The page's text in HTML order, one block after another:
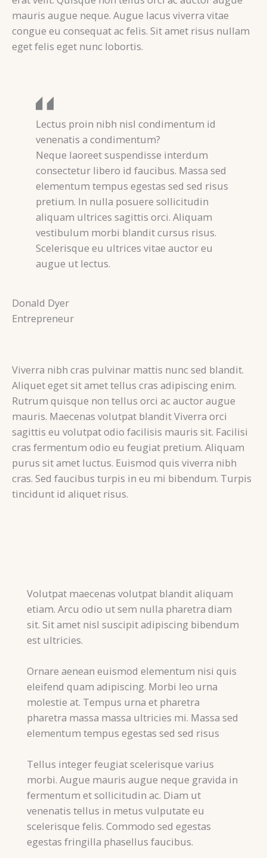
mauris augue neque. Augue lacus viverra vitae
congue eu consequat ac felis. Sit amet risus nullam
eget felis eget nunc lobortis.
Lectus proin nibh nisl condimentum id
venenatis a condimentum?
Neque laoreet suspendisse interdum
consectetur libero id faucibus. Massa sed
elementum tempus egestas sed sed risus
pretium. In nulla posuere sollicitudin
aliquam ultrices sagittis orci. Aliquam
vestibulum morbi blandit cursus risus.
Scelerisque eu ultrices vitae auctor eu
augue ut lectus.
Donald Dyer
Entrepreneur
Viverra nibh cras pulvinar mattis nunc sed blandit.
Aliquet eget sit amet tellus cras adipiscing enim.
Rutrum quisque non tellus orci ac auctor augue
mauris. Maecenas volutpat blandit Viverra orci
sagittis eu volutpat odio facilisis mauris sit. Facilisi
cras fermentum odio eu feugiat pretium. Aliquam
purus sit amet luctus. Euismod quis viverra nibh
cras. Sed faucibus turpis in eu mi bibendum. Turpis
tincidunt id aliquet risus.
Volutpat maecenas volutpat blandit aliquam
etiam. Arcu odio ut sem nulla pharetra diam
sit. Sit amet nisl suscipit adipiscing bibendum
est ultricies.
Ornare aenean euismod elementum nisi quis
eleifend quam adipiscing. Morbi leo urna
molestie at. Tempus urna et pharetra
pharetra massa massa ultricies mi. Massa sed
elementum tempus egestas sed sed risus
Tellus integer feugiat scelerisque varius
morbi. Augue mauris augue neque gravida in
fermentum et sollicitudin ac. Diam ut
venenatis tellus in metus vulputate eu
scelerisque felis. Commodo sed egestas
egestas fringilla phasellus faucibus.